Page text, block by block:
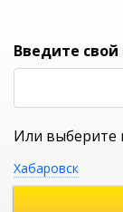
Введите свой
Или выберите
Хабаровск